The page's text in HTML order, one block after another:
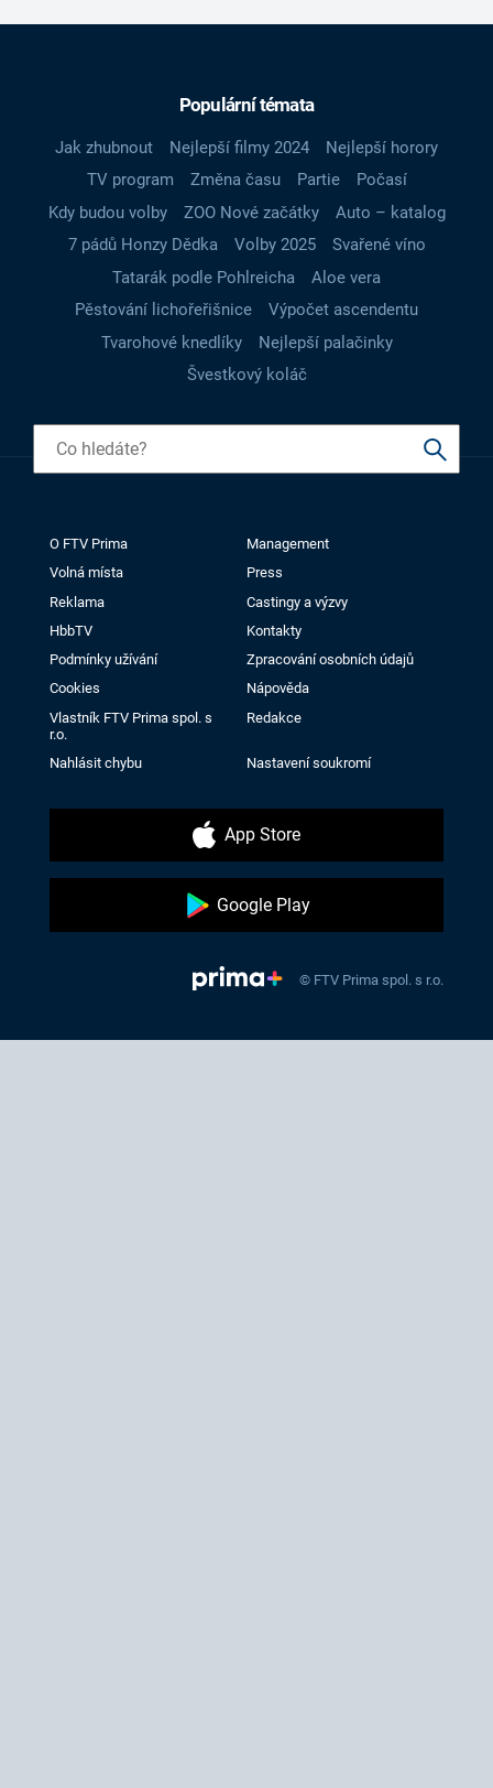
Populární témata
Jak zhubnout Nejlepší filmy 2024
Nejlepší horory
TV program
Změna času Partie
Počasí
Kdy budou volby
ZOO Nové začátky
Auto – katalog
7 pádů Honzy Dědka
Volby 2025
Svařené víno
Tatarák podle Pohlreicha
Aloe vera
Pěstování lichořeřišnice
Výpočet ascendentu
Tvarohové knedlíky
Nejlepší palačinky
Švestkový koláč
O FTV Prima
Management
Volná místa
Press
Reklama
Castingy a výzvy
HbbTV
Kontakty
Podmínky užívání
Zpracování osobních údajů
Cookies
Nápověda
Vlastník FTV Prima spol. s
r.o.
Redakce
Nahlásit chybu Nastavení soukromí
App Store
Google Play
© FTV Prima spol. s r.o.